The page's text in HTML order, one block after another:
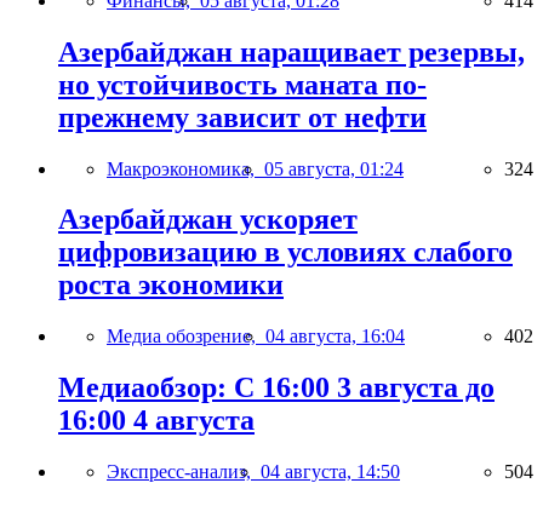
Азербайджан наращивает резервы,
но устойчивость маната по-
прежнему зависит от нефти
Макроэкономика, 05 августа, 01:24 324
Азербайджан ускоряет
цифровизацию в условиях слабого
роста экономики
Медиа обозрение, 04 августа, 16:04 402
Медиаобзор: С 16:00 3 августа до
16:00 4 августа
Экспресс-анализ, 04 августа, 14:50 504